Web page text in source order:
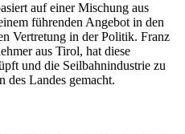
auf einer Mischung aus
führenden Angebot in den
Vertretung in der Politik. Franz
aus Tirol, hat diese
und die Seilbahnindustrie zu
des Landes gemacht.